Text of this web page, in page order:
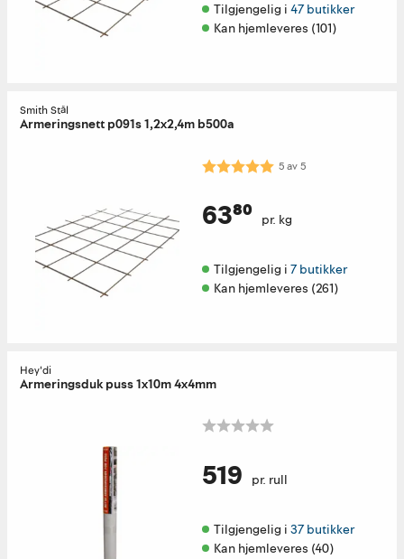
Tilgjengelig i 47 butikker
Kan hjemleveres (101)
Smith Stål
Armeringsnett p091s 1,2x2,4m b500a
Karakter: 5.0 av 5 mulige
5av5
63⁸⁰ pr. kg
Tilgjengelig i 7 butikker
Kan hjemleveres (261)
Hey'di
Armeringsduk puss 1x10m 4x4mm
519 pr. rull
Tilgjengelig i 37 butikker
Kan hjemleveres (40)